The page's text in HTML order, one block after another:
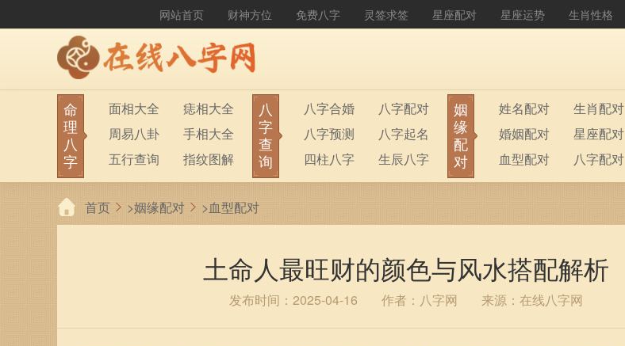
网站首页 财神方位 免费八字 灵签求签 星座配对 星座运势 生肖性格
命
理
八
字
面相大全
痣相大全
周易八卦
手相大全
五行查询
指纹图解
生男生女
称骨算命
前世今生
塔罗占卜
八
字
查
询
八字合婚
八字配对
八字预测
八字起名
四柱八字
生辰八字
六十甲子
八字排盘
姻
缘
配
对
姓名配对
生肖配对
婚姻配对
星座配对
血型配对
八字配对
首页 >姻缘配对 >血型配对
土命人最旺财的颜色与风水搭配解析
发布时间：2025-04-16 作者：八字网 来源：在线八字网